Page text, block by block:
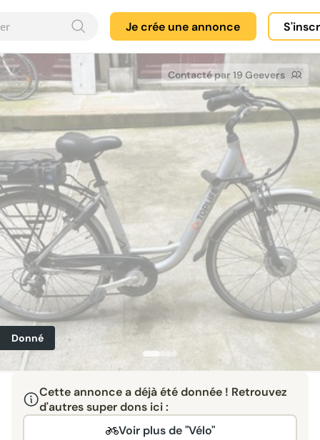
Je crée une annonce
Contacté par 19 Geevers
Donné
Cette annonce a déjà été donnée ! Retrouvez
d'autres super dons ici :
Voir plus de "Vélo"